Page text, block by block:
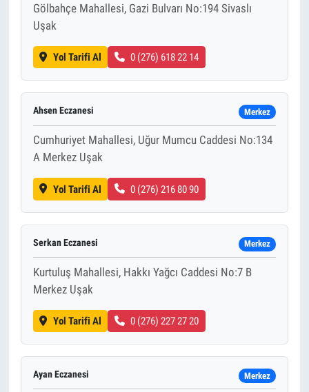
Gölbahçe Mahallesi, Gazi Bulvarı No:194 Sivaslı
Uşak
Yol Tarifi Al 0 (276) 618 22 14
Ahsen Eczanesi Merkez
Cumhuriyet Mahallesi, Uğur Mumcu Caddesi No:134
A Merkez Uşak
Yol Tarifi Al 0 (276) 216 80 90
Serkan Eczanesi Merkez
Kurtuluş Mahallesi, Hakkı Yağcı Caddesi No:7 B
Merkez Uşak
Yol Tarifi Al 0 (276) 227 27 20
Ayan Eczanesi Merkez